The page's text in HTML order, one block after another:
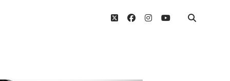
twitterfacebook
instagram
youtube